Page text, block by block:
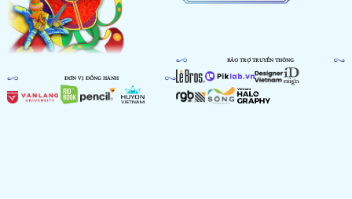
ĐƠN VỊ ĐỒNG HÀNH
BẢO TRỢ TRUYỀN THÔNG